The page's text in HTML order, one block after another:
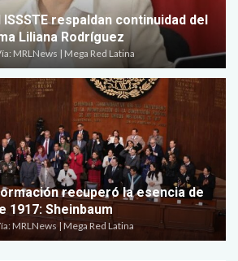
respaldan continuidad del
Liliana Rodríguez
MRLNews | Mega Red Latina
recuperó la esencia de
1917: Sheinbaum
MRLNews | Mega Red Latina